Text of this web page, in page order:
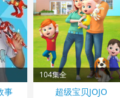
事
104集全
超级宝贝JOJO